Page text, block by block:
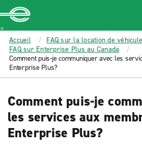
MAIN
CONTENT
Enterprise
Accueil
FAQ sur la location de
FAQ sur Enterprise Plus au Canada
Comment puis-je communiquer avec les
Enterprise Plus?
Comment puis-je
les services aux
Enterprise Plus?